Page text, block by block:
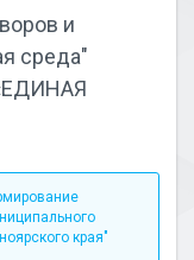
и
среда"
края"